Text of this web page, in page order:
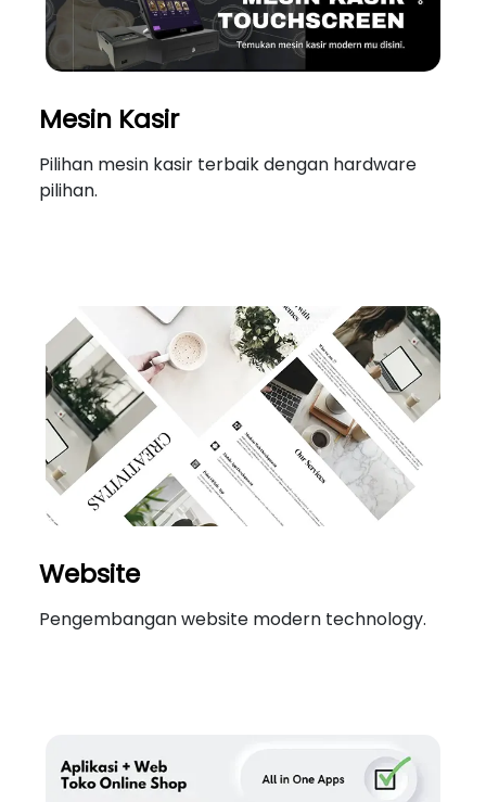
Mesin Kasir
Pilihan mesin kasir terbaik dengan hardware
pilihan.
Website
Pengembangan website modern technology.